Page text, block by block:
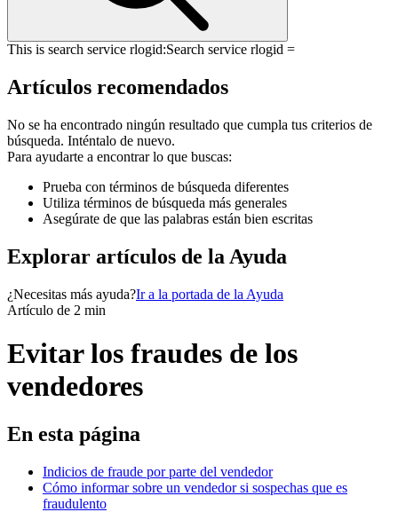
This is search service rlogid:Search service rlogid =
Artículos recomendados
No se ha encontrado ningún resultado que cumpla tus criterios de
búsqueda. Inténtalo de nuevo.
Para ayudarte a encontrar lo que buscas:
Prueba con términos de búsqueda diferentes
Utiliza términos de búsqueda más generales
Asegúrate de que las palabras están bien escritas
Explorar artículos de la Ayuda
¿Necesitas más ayuda?Ir a la portada de la Ayuda
Artículo de 2 min
Evitar los fraudes de los
vendedores
En esta página
Indicios de fraude por parte del vendedor
Cómo informar sobre un vendedor si sospechas que es
fraudulento